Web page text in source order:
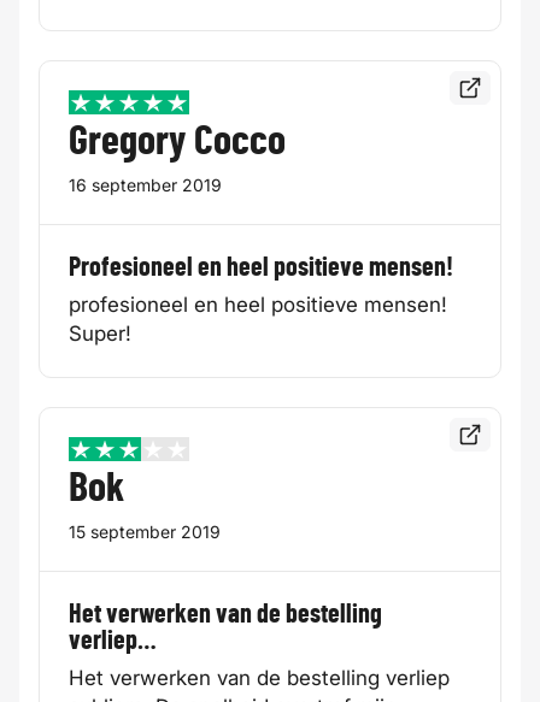
5 / 5
Gregory Cocco
16 september 2019
Profesioneel en heel positieve mensen!
profesioneel en heel positieve mensen!
Super!
Bekijk
3 / 5
Bok
15 september 2019
Het verwerken van de bestelling
verliep…
Het verwerken van de bestelling verliep
Bekijk